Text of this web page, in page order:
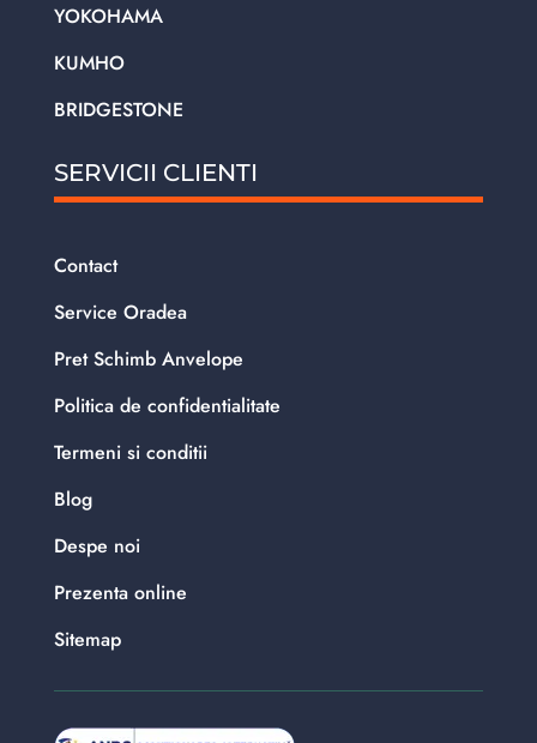
YOKOHAMA
KUMHO
BRIDGESTONE
SERVICII CLIENTI
Contact
Service Oradea
Pret Schimb Anvelope
Politica de confidentialitate
Termeni si conditii
Blog
Despe noi
Prezenta online
Sitemap